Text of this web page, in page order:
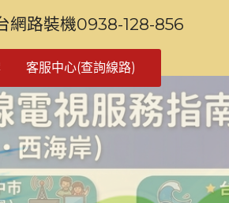
網路裝機0938-128-856
客服中心(查詢線路)